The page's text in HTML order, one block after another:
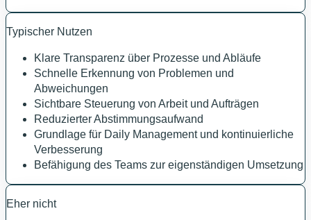
Typischer Nutzen
Klare Transparenz über Prozesse und Abläufe
Schnelle Erkennung von Problemen und
Abweichungen
Sichtbare Steuerung von Arbeit und Aufträgen
Reduzierter Abstimmungsaufwand
Grundlage für Daily Management und kontinuierliche
Verbesserung
Befähigung des Teams zur eigenständigen Umsetzung
Eher nicht